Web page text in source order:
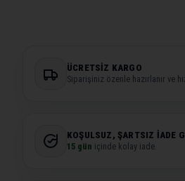
ÜCRETSIZ KARGO
Siparişiniz özenle hazırlanır ve
KOŞULSUZ, ŞARTSIZ İADE
15 gün içinde kolay iade.